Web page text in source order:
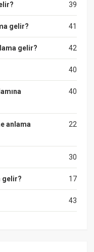
39
41
gelir?
42
gelir?
40
40
22
anlama
30
17
gelir?
43